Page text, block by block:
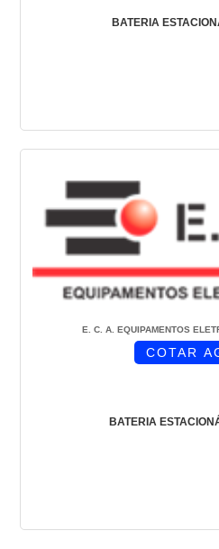
BATERIA
E. C. A. EQUIPAMENTOS
BATERIA
COTAR